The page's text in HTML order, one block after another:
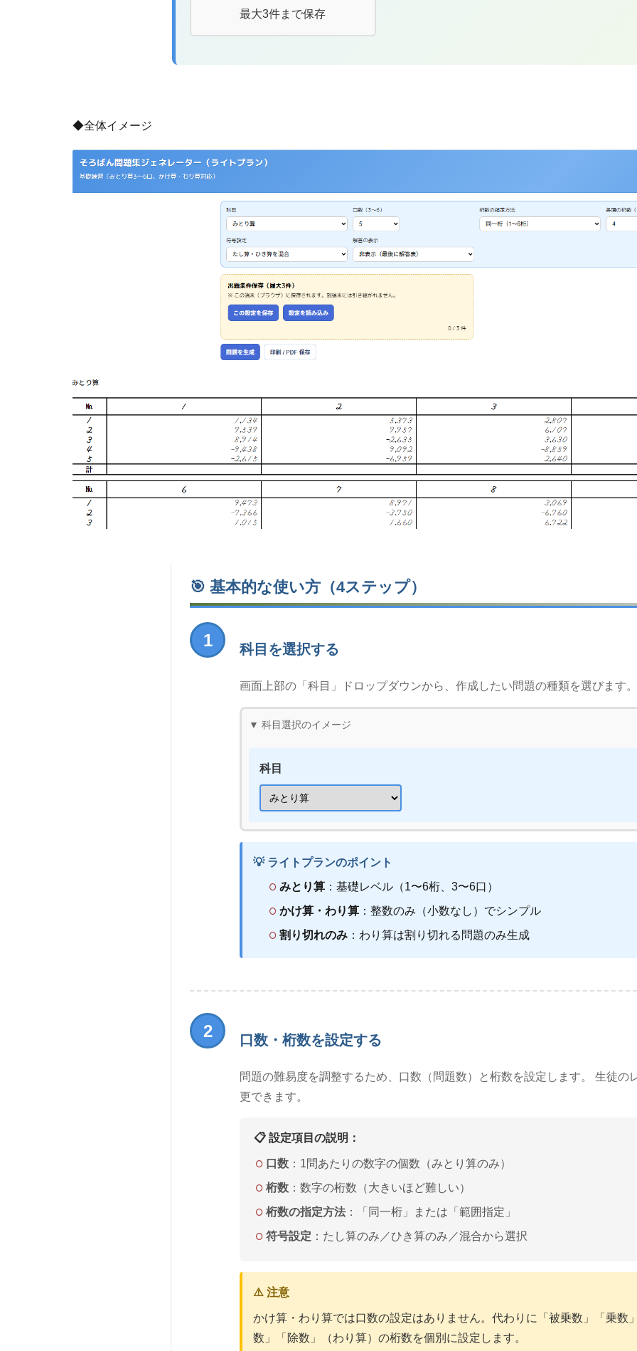
最大3件まで保存
◆全体イメージ
🎯 基本的な使い方（4ステップ）
1 科目を選択する
画面上部の「科目」ドロップダウンから、作成したい問題の種類を選びます。
▼ 科目選択のイメージ
科目
💡 ライトプランのポイント
みとり算 ：基礎レベル（1〜6桁、3〜6口）
かけ算・わり算 ：整数のみ（小数なし）でシンプル
割り切れのみ ：わり算は割り切れる問題のみ生成
2 口数・桁数を設定する
問題の難易度を調整するため、口数（問題数）と桁数を設定します。 生徒の
更できます。
📋 設定項目の説明：
口数 ：1問あたりの数字の個数（みとり算のみ）
桁数 ：数字の桁数（大きいほど難しい）
桁数の指定方法 ：「同一桁」または「範囲指定」
符号設定 ：たし算のみ／ひき算のみ／混合から選択
⚠️ 注意
かけ算・わり算では口数の設定はありません。代わりに「被乗数」「乗数
数」「除数」（わり算）の桁数を個別に設定します。